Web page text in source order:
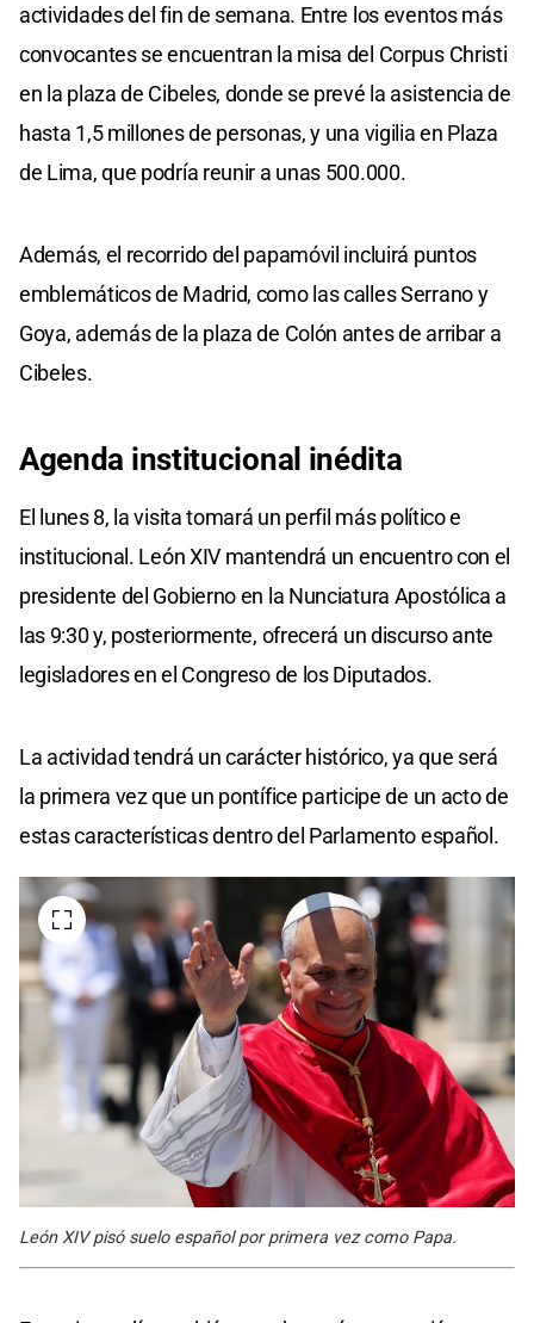
actividades del fin de semana. Entre los eventos más
convocantes se encuentran la misa del Corpus Christi
en la plaza de Cibeles, donde se prevé la asistencia de
hasta 1,5 millones de personas, y una vigilia en Plaza
de Lima, que podría reunir a unas 500.000.
Además, el recorrido del papamóvil incluirá puntos
emblemáticos de Madrid, como las calles Serrano y
Goya, además de la plaza de Colón antes de arribar a
Cibeles.
Agenda institucional inédita
El lunes 8, la visita tomará un perfil más político e
institucional. León XIV mantendrá un encuentro con el
presidente del Gobierno en la Nunciatura Apostólica a
las 9:30 y, posteriormente, ofrecerá un discurso ante
legisladores en el Congreso de los Diputados.
La actividad tendrá un carácter histórico, ya que será
la primera vez que un pontífice participe de un acto de
estas características dentro del Parlamento español.
León XIV pisó suelo español por primera vez como Papa.